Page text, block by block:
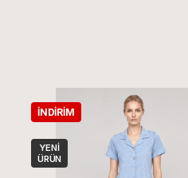
İNDIRIM
YENI
ÜRÜN